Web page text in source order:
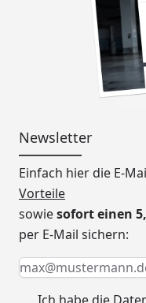
Newsletter
Einfach hier die E-
Vorteile
sowiesofort einen
per E-Mail sichern:
Keine Eingabe
Eingabe erforderlich
E-Mail *